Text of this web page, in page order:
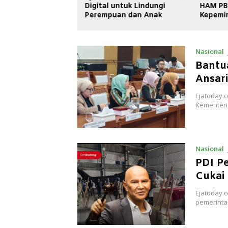
HAM PBB, Wanda Assyura:
Kepemimpinan Ini
Kasus
Nasional
Nasional
PDI